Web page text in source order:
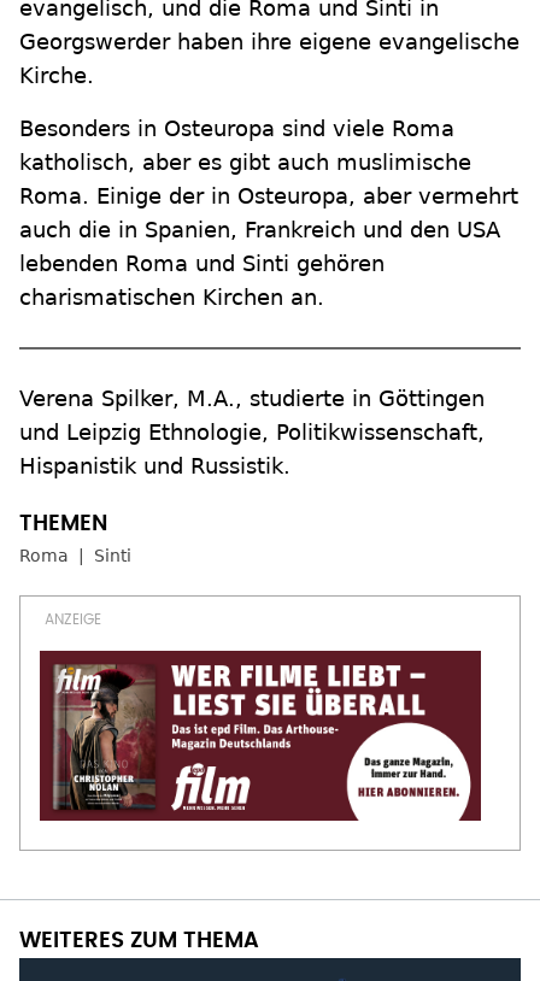
evangelisch, und die Roma und Sinti in
Georgswerder haben ihre eigene evangelische
Kirche.
Besonders in Osteuropa sind viele Roma
katholisch, aber es gibt auch muslimische
Roma. Einige der in Osteuropa, aber vermehrt
auch die in Spanien, Frankreich und den USA
lebenden Roma und Sinti gehören
charismatischen Kirchen an.
Verena Spilker, M.A., studierte in Göttingen
und Leipzig Ethnologie, Politikwissenschaft,
Hispanistik und Russistik.
Roma Sinti